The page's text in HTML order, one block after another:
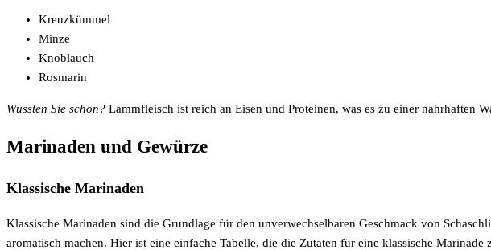
Kreuzkümmel
Minze
Knoblauch
Rosmarin
Wussten Sie schon? Lammfleisch ist reich an Eisen und Proteinen, was es zu einer nahrhaften
Marinaden und Gewürze
Klassische Marinaden
Klassische Marinaden sind die Grundlage für den unverwechselbaren Geschmack von
aromatisch machen. Hier ist eine einfache Tabelle, die die Zutaten für eine klassische Marinade